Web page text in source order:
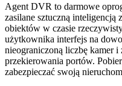
Agent DVR to darmowe
zasilane sztuczną
obiektów w czasie
użytkownika interfejs na
nieograniczoną liczbę kamer i
przekierowania portów.
zabezpieczać swoją